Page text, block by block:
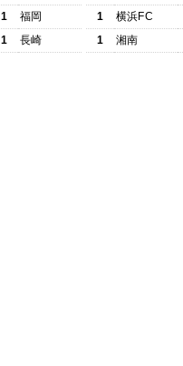
1
福岡
1 長崎
1
横浜FC
1
湘南